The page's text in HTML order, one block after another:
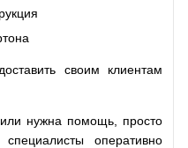
своим клиентам
нужна помощь, просто
оперативно